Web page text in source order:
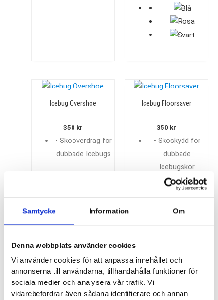
Samtycke Information Om
Denna webbplats använder cookies
Vi använder cookies för att anpassa innehållet och
annonserna till användarna, tillhandahålla funktioner för
sociala medier och analysera vår trafik. Vi
vidarebefordrar även sådana identifierare och annan
Icebug Overshoe
350 kr
• Skoöverdrag för
dubbade Icebugs
Icebug Floorsaver
350 kr
• Skoskydd för
dubbade
Icebugskor
Vilka broddar är bäst?
Vill du slippa oroa dig för isfläckar och snö under vintern så
bör du komplettera dina skor med ett par broddar. Då får du
genast bättre grepp och slipper gå omkring och spänna dig.
En brodd med bra grepp gör att du kan röra dig obehindrat
och slipper tänka på underlaget. Vilken brodd som är bäst